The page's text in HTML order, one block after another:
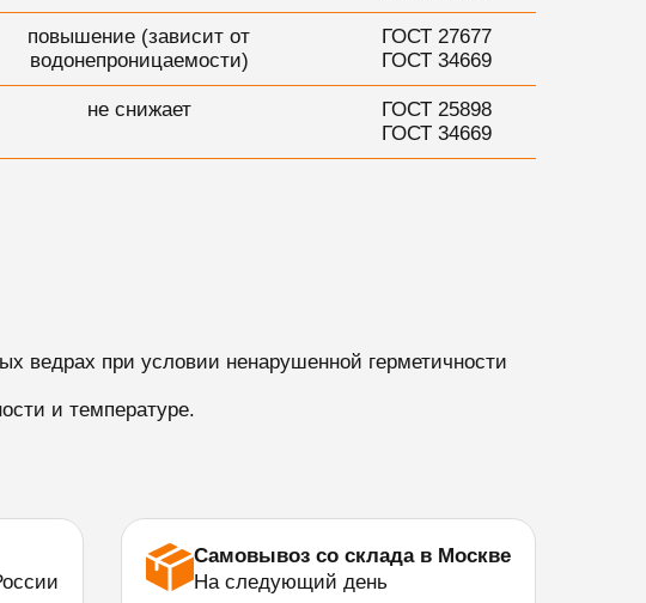
повышение (зависит от
водонепроницаемости)
ГОСТ 27677
ГОСТ 34669
не снижает
ГОСТ 25898
ГОСТ 34669
ведрах при условии ненарушенной герметичности
и температуре.
Самовывоз со склада в Москве
На следующий день